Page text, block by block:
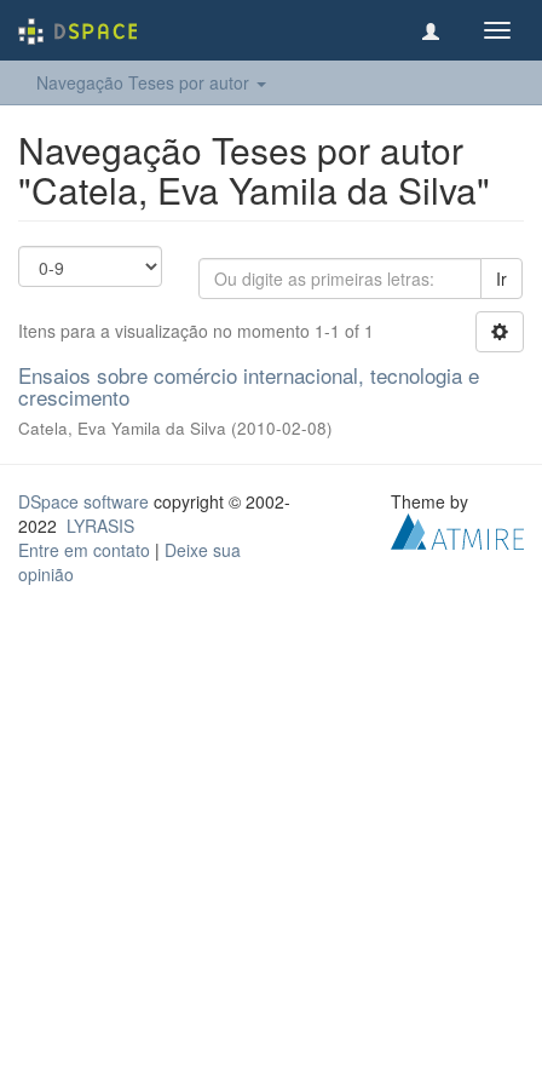
Navegação Teses por autor
Navegação Teses por autor
"Catela, Eva Yamila da Silva"
Ir
Itens para a visualização no momento 1-1 of 1
Ensaios sobre comércio internacional, tecnologia e
crescimento
Catela, Eva Yamila da Silva (2010-02-08)
DSpace software copyright © 2002-
2022 LYRASIS
Entre em contato | Deixe sua
opinião
Theme by